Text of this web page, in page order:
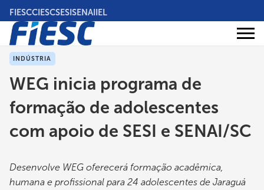
Pular
para
conteúdo
principal
FIESCCIESCSESISENAIIEL
Áreas
INDÚSTRIA
WEG inicia programa de
formação de adolescentes
com apoio de SESI e SENAI/SC
Desenvolve WEG oferecerá formação acadêmica,
humana e profissional para 24 adolescentes de Jaraguá